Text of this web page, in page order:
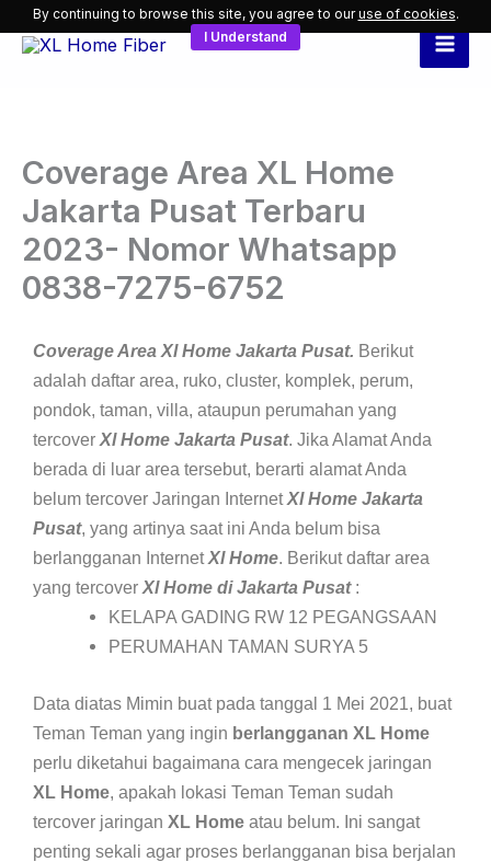
Skip
Coverage Area XL Home
Jakarta Pusat Terbaru
2023- Nomor Whatsapp
0838-7275-6752
Coverage Area Xl Home Jakarta Pusat. Berikut
adalah daftar area, ruko, cluster, komplek, perum,
pondok, taman, villa, ataupun perumahan yang
tercover Xl Home Jakarta Pusat. Jika Alamat Anda
berada di luar area tersebut, berarti alamat Anda
belum tercover Jaringan InternetXl Home Jakarta
Pusat, yang artinya saat ini Anda belum bisa
berlangganan InternetXl Home. Berikut daftar area
yang tercover Xl Home di Jakarta Pusat:
KELAPA GADING RW 12 PEGANGSAAN
PERUMAHAN TAMAN SURYA 5
Data diatas Mimin buat pada tanggal 1 Mei 2021, buat
Teman Teman yang ingin berlangganan XL Home
perlu diketahui bagaimana cara mengecek jaringan
XL Home, apakah lokasi Teman Teman sudah
tercover jaringan XL Home atau belum. Ini sangat
penting sekali agar proses berlangganan bisa berjalan
By continuing to browse this site, you agree to ouruse of cookies.
I Understand